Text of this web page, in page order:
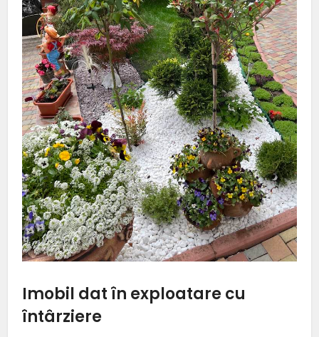
Imobil dat în exploatare cu
întârziere